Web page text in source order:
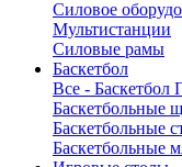
Силовое
Мультистанции
Силовые рамы
Баскетбол
Все - Баскетбол
Баскетбольные
Баскетбольные
Баскетбольные